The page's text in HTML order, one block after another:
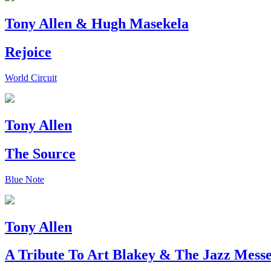
Tony Allen & Hugh Masekela
Rejoice
World Circuit
Tony Allen
The Source
Blue Note
Tony Allen
A Tribute To Art Blakey & The Jazz